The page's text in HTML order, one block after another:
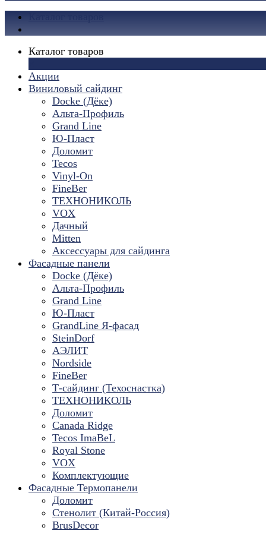
Каталог товаров
Акции
Виниловый сайдинг
Docke (Дёке)
Альта-Профиль
Grand Line
Ю-Пласт
Доломит
Tecos
Vinyl-On
FineBer
ТЕХНОНИКОЛЬ
VOX
Дачный
Mitten
Аксессуары для сайдинга
Фасадные панели
Docke (Дёке)
Альта-Профиль
Grand Line
Ю-Пласт
GrandLine Я-фасад
SteinDorf
АЭЛИТ
Nordside
FineBer
Т-сайдинг (Техоснастка)
ТЕХНОНИКОЛЬ
Доломит
Canada Ridge
Tecos ImaBeL
Royal Stone
VOX
Комплектующие
Фасадные Термопанели
Доломит
Стенолит (Китай-Россия)
BrusDecor